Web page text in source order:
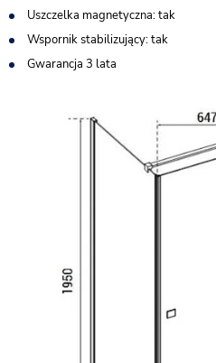
Uszczelka magnetyczna: tak
Wspornik stabilizujący: tak
Gwarancja 3 lata